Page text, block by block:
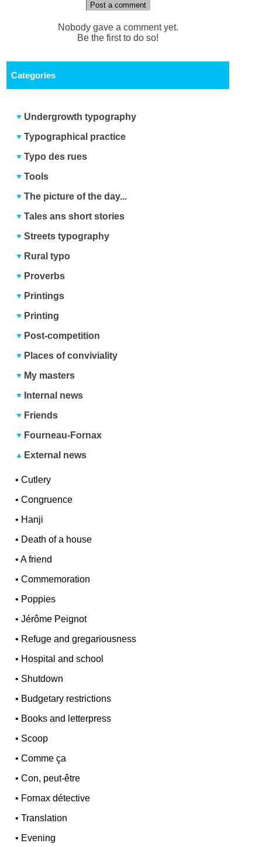
Post a comment
Nobody gave a comment yet.
Be the first to do so!
Categories
Undergrowth typography
Typographical practice
Typo des rues
Tools
The picture of the day...
Tales ans short stories
Streets typography
Rural typo
Proverbs
Printings
Printing
Post-competition
Places of conviviality
My masters
Internal news
Friends
Fourneau-Fornax
External news
•Cutlery
•Congruence
• Hanji
• Death of a house
•A friend
•Commemoration
• Poppies
•Jérôme Peignot
• Refuge and gregariousness
• Hospital and school
• Shutdown
• Budgetary restrictions
• Books and letterpress
• Scoop
•Comme ça
•Con, peut-être
• Fornax détective
•Translation
• Evening